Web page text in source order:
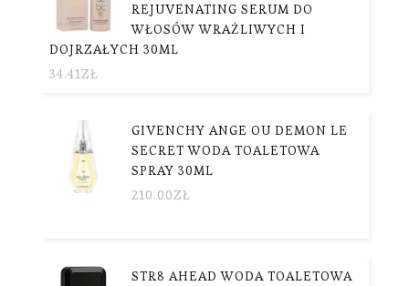
REJUVENATING SERUM DO
WŁOSÓW WRAŻLIWYCH I
DOJRZAŁYCH 30ML
34.41ZŁ
GIVENCHY ANGE OU DEMON LE
SECRET WODA TOALETOWA
SPRAY 30ML
210.00ZŁ
STR8 AHEAD WODA TOALETOWA